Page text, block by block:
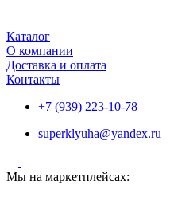
Каталог
О компании
Доставка и оплата
Контакты
+7 (939) 223-10-78
superklyuha@yandex.ru
Мы на маркетплейсах: